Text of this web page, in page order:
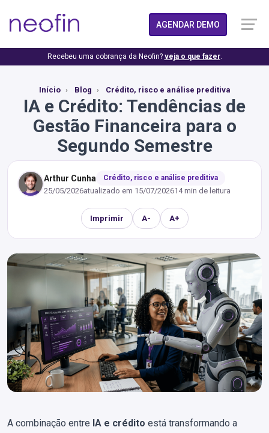
AGENDAR DEMO
Recebeu uma cobrança da Neofin? veja o que fazer.
Início Blog Crédito, risco e análise preditiva
IA e Crédito: Tendências de
Gestão Financeira para o
Segundo Semestre
Arthur Cunha Crédito, risco e análise preditiva
25/05/2026atualizado em 15/07/202614 min de leitura
Imprimir A- A+
A combinação entre IA e crédito está transformando a